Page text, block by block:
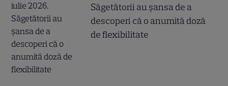
Săgetătorii au șansa de a
descoperi că o anumită doză
de flexibilitate